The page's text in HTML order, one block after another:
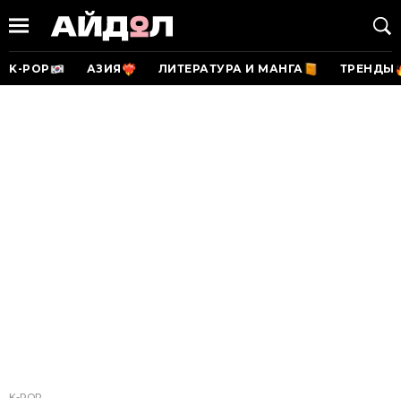
K-POP АЗИЯ ЛИТЕРАТУРА И МАНГА ТРЕНДЫ